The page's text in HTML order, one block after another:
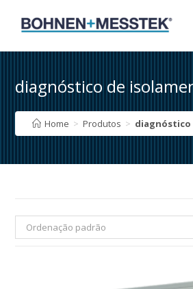
diagnóstico de
Home > Produtos > diagnóstico
Ordenação padrão